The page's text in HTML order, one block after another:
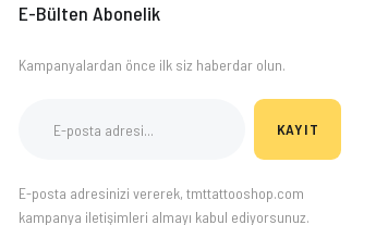
E-Bülten Abonelik
Kampanyalardan önce ilk siz haberdar olun.
KAYIT
E-posta adresinizi vererek, tmttattooshop.com
kampanya iletişimleri almayı kabul ediyorsunuz.